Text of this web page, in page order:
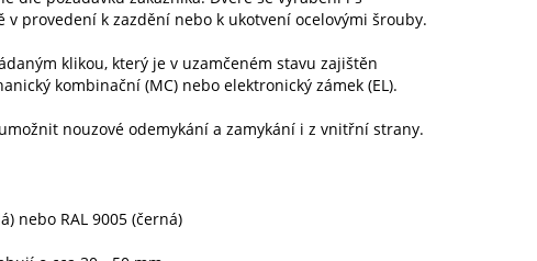
provedení k zazdění nebo k ukotvení ocelovými šrouby.
klikou, který je v uzamčeném stavu zajištěn
kombinační (MC) nebo elektronický zámek (EL).
nouzové odemykání a zamykání i z vnitřní strany.
nebo RAL 9005 (černá)